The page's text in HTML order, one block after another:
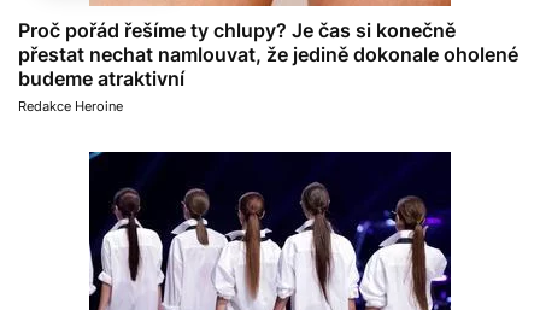
Proč pořád řešíme ty chlupy? Je čas si konečně
přestat nechat namlouvat, že jedině dokonale oholené
budeme atraktivní
Redakce Heroine